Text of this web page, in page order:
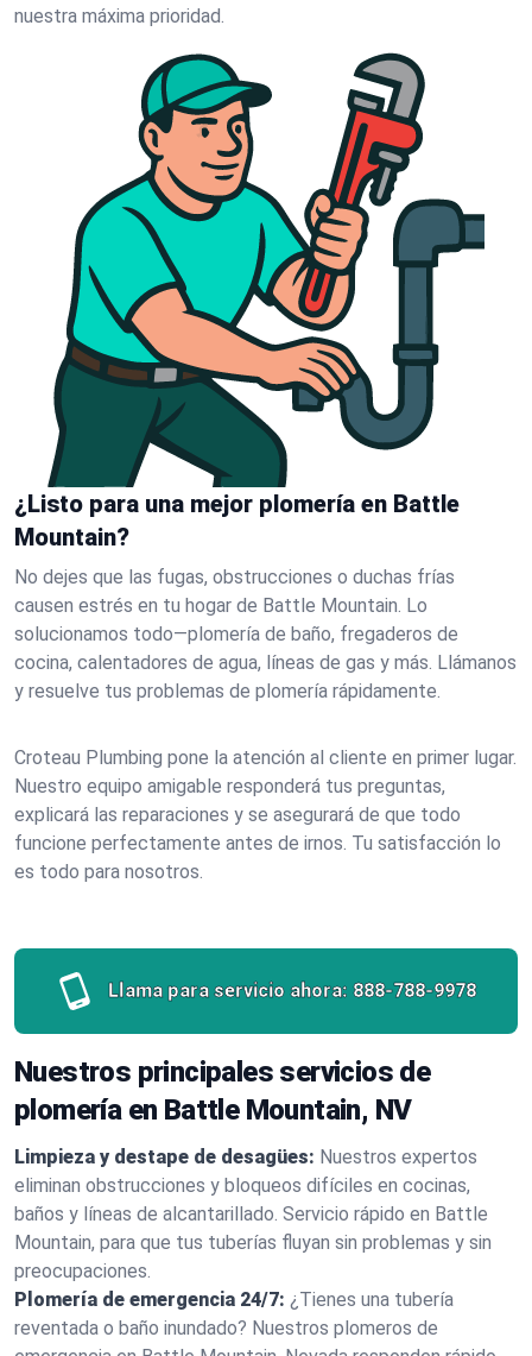
nuestra máxima prioridad.
¿Listo para una mejor plomería en Battle
Mountain?
No dejes que las fugas, obstrucciones o duchas frías
causen estrés en tu hogar de Battle Mountain. Lo
solucionamos todo—plomería de baño, fregaderos de
cocina, calentadores de agua, líneas de gas y más. Llámanos
y resuelve tus problemas de plomería rápidamente.
Croteau Plumbing pone la atención al cliente en primer lugar.
Nuestro equipo amigable responderá tus preguntas,
explicará las reparaciones y se asegurará de que todo
funcione perfectamente antes de irnos. Tu satisfacción lo
es todo para nosotros.
Llama para servicio ahora: 888-788-9978
Nuestros principales servicios de
plomería en Battle Mountain, NV
Limpieza y destape de desagües: Nuestros expertos
eliminan obstrucciones y bloqueos difíciles en cocinas,
baños y líneas de alcantarillado. Servicio rápido en Battle
Mountain, para que tus tuberías fluyan sin problemas y sin
preocupaciones.
Plomería de emergencia 24/7: ¿Tienes una tubería
reventada o baño inundado? Nuestros plomeros de